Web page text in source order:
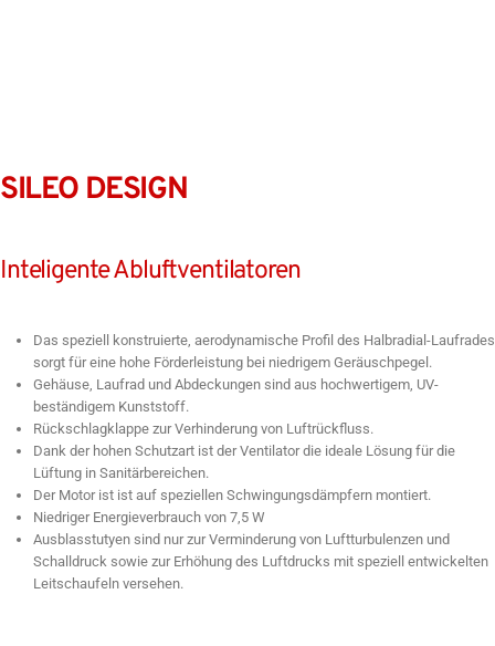
SILEO DESIGN
Inteligente Abluftventilatoren
Das speziell konstruierte, aerodynamische Profil des Halbradial-Laufrades
sorgt für eine hohe Förderleistung bei niedrigem Geräuschpegel.
Gehäuse, Laufrad und Abdeckungen sind aus hochwertigem, UV-
beständigem Kunststoff.
Rückschlagklappe zur Verhinderung von Luftrückfluss.
Dank der hohen Schutzart ist der Ventilator die ideale Lösung für die
Lüftung in Sanitärbereichen.
Der Motor ist ist auf speziellen Schwingungsdämpfern montiert.
Niedriger Energieverbrauch von 7,5 W
Ausblasstutyen sind nur zur Verminderung von Luftturbulenzen und
Schalldruck sowie zur Erhöhung des Luftdrucks mit speziell entwickelten
Leitschaufeln versehen.